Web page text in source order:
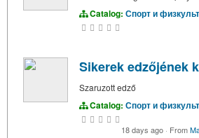
Catalog: Спорт и
Sikerek edzőjének
Szaruzott edző
Catalog: Спорт и
18 days ago · From